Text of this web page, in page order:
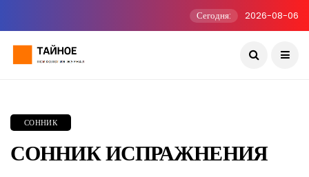
Сегодня: 2026-08-06
СОННИК
СОННИК ИСПРАЖНЕНИЯ